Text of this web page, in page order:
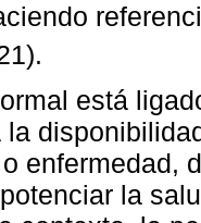
está
la
enfermedad,
la